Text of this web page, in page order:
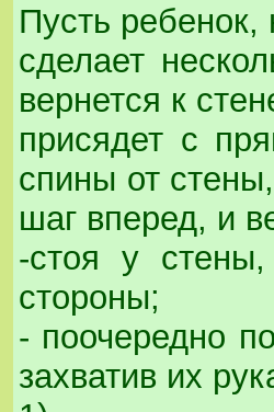
Пусть ребенок,
сделает
вернется к
присядет с
спины от
шаг вперед, и
-стоя у
стороны;
- поочередно
захватив их